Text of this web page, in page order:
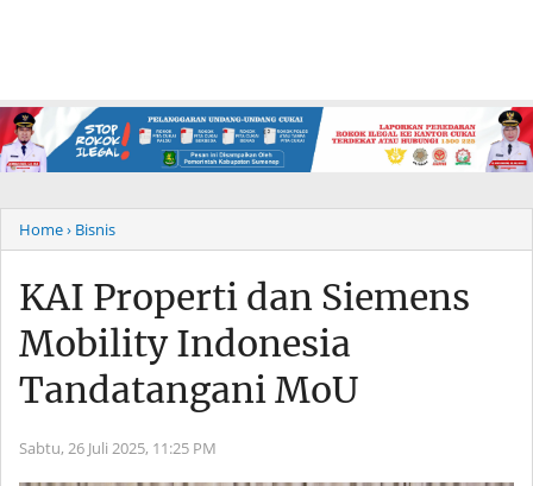
Home› Bisnis
KAI Properti dan Siemens
Mobility Indonesia
Tandatangani MoU
Sabtu, 26 Juli 2025, 11:25 PM